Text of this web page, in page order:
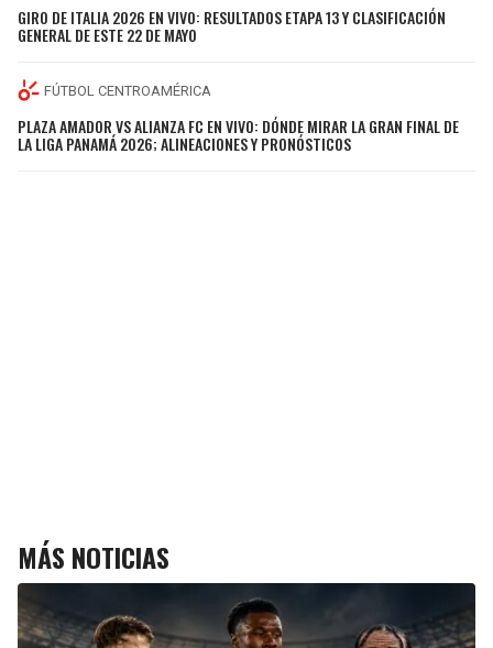
GIRO DE ITALIA 2026 EN VIVO: RESULTADOS ETAPA 13 Y CLASIFICACIÓN
GENERAL DE ESTE 22 DE MAYO
FÚTBOL CENTROAMÉRICA
PLAZA AMADOR VS ALIANZA FC EN VIVO: DÓNDE MIRAR LA GRAN FINAL DE
LA LIGA PANAMÁ 2026; ALINEACIONES Y PRONÓSTICOS
MÁS NOTICIAS